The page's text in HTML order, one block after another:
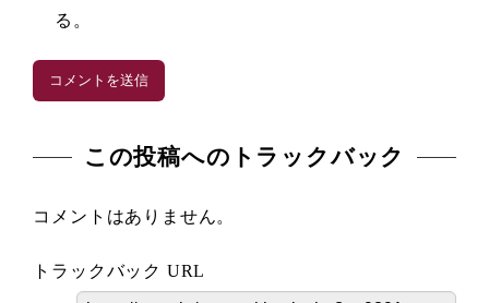
る。
この投稿へのトラックバック
コメントはありません。
トラックバック URL